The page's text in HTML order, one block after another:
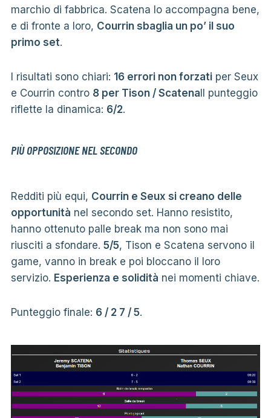
marchio di fabbrica. Scatena lo accompagna bene,
e di fronte a loro, Courrin sbaglia un po’ il suo
primo set.
I risultati sono chiari: 16 errori non forzatiper Seux
e Courrin contro 8 per Tison / ScatenaIl punteggio
riflette la dinamica: 6/2.
PIÙ OPPOSIZIONE NEL SECONDO
Redditi più equi, Courrin e Seux si creano delle
opportunità nel secondo set. Hanno resistito,
hanno ottenuto palle break ma non sono mai
riusciti a sfondare. 5/5, Tison e Scatena servono il
game, vanno in break e poi bloccano il loro
servizio. Esperienza e solidità nei momenti chiave.
Punteggio finale: 6 / 2 7 / 5.